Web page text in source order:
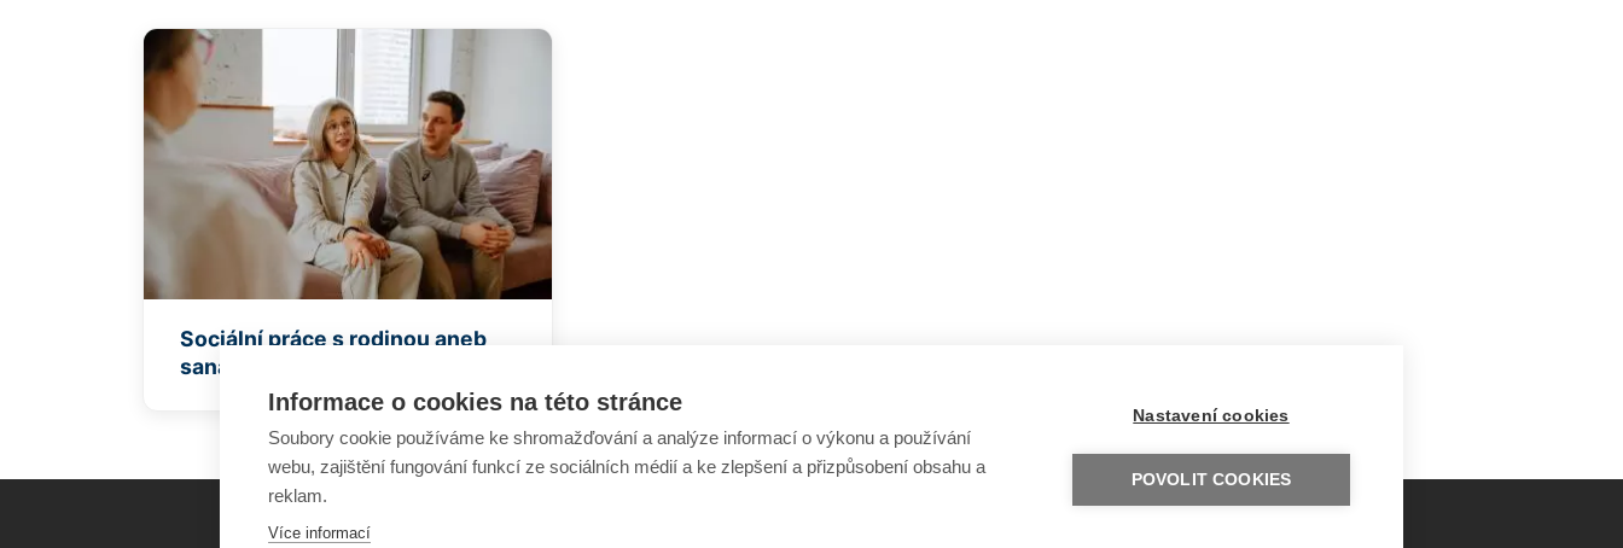
Sociální práce s rodinou aneb
sanace rodiny
Informace o cookies na této stránce
Soubory cookie používáme ke shromažďování a analýze informací o výkonu a používání
webu, zajištění fungování funkcí ze sociálních médií a ke zlepšení a přizpůsobení obsahu a
reklam.
Více informací
Nastavení cookies
POVOLIT COOKIES